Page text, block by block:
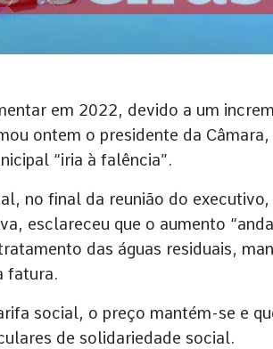
em 2022, devido a um
ontem o presidente da
“iria à falência”.
no final da reunião do
esclareceu que o aumento
das águas residuais,
fatura.
social, o preço mantém-se e
de solidariedade social.